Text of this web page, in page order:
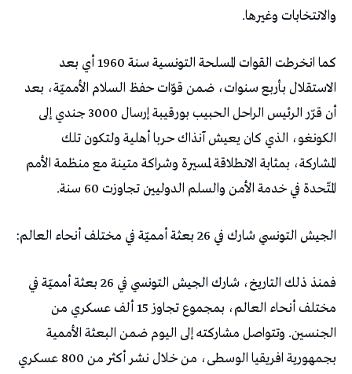
والانتخابات وغيرها.
كما انخرطت القوات المسلحة التونسية سنة 1960 أي بعد
الاستقلال بأربع سنوات، ضمن قوّات حفظ السلام الأمميّة، بعد
أن قرّر الرئيس الراحل الحبيب بورقيبة إرسال 3000 جندي إلى
الكونغو، الذي كان يعيش آنذاك حربا أهلية ولتكون تلك
المشاركة، بمثابة الانطلاقة لمسيرة وشراكة متينة مع منظمة الأمم
المتّحدة في خدمة الأمن والسلم الدوليين تجاوزت 60 سنة.
الجيش التونسي شارك في 26 بعثة أمميّة في مختلف أنحاء العالم:
فمنذ ذلك التاريخ، شارك الجيش التونسي في 26 بعثة أمميّة في
مختلف أنحاء العالم، بمجموع تجاوز 15 ألف عسكري من
الجنسين. وتتواصل مشاركته إلى اليوم ضمن البعثة الأممية
بجمهورية افريقيا الوسطى، من خلال نشر أكثر من 800 عسكري